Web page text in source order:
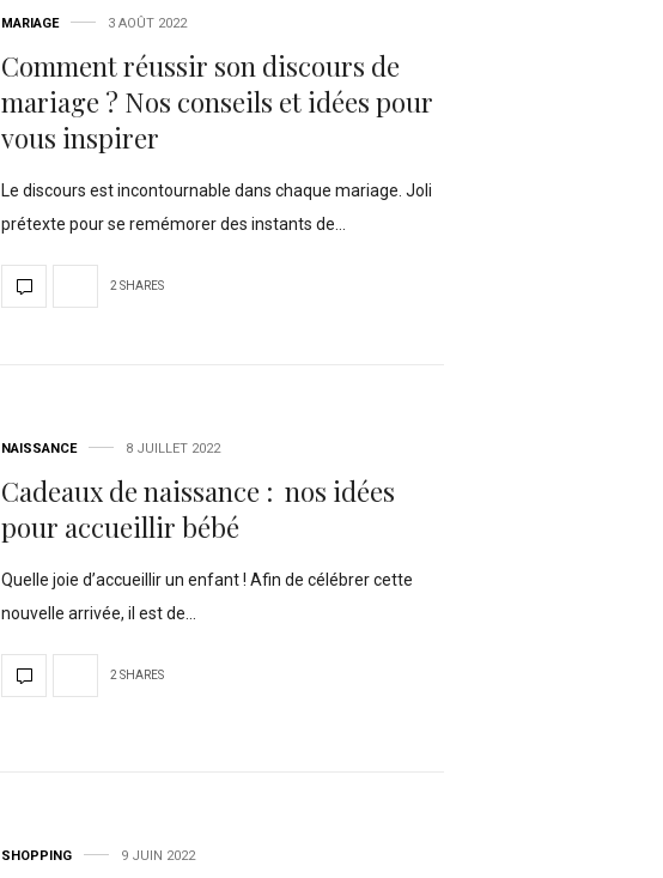
MARIAGE 3 AOÛT 2022
Comment réussir son discours de
mariage ? Nos conseils et idées pour
vous inspirer
Le discours est incontournable dans chaque mariage. Joli
prétexte pour se remémorer des instants de…
2 SHARES
NAISSANCE 8 JUILLET 2022
Cadeaux de naissance : nos idées
pour accueillir bébé
Quelle joie d’accueillir un enfant ! Afin de célébrer cette
nouvelle arrivée, il est de…
2 SHARES
SHOPPING 9 JUIN 2022